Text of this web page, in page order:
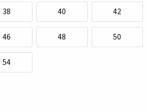
38 40 42
46 48 50
54